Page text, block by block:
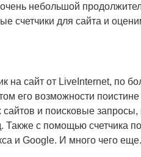
небольшой
счетчики для сайта и
на сайт от LiveInternet, по
его возможности
сайтов и поисковые
Также с помощью
и Google. И много чего